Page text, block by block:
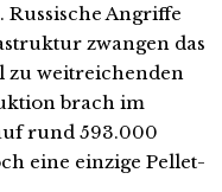
Angriffe
zwangen das
zu weitreichenden
brach im
rund 593.000
eine einzige Pellet-